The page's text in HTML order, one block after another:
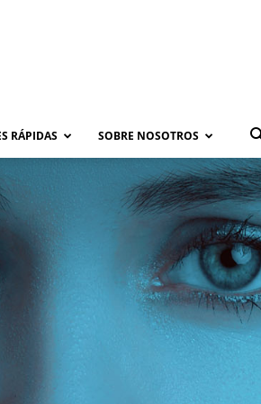
RÁPIDAS SOBRE NOSOTROS